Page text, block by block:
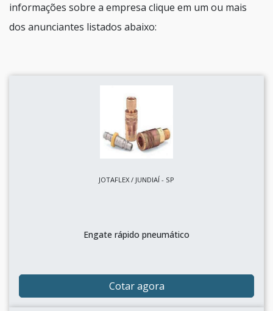
informações sobre a empresa clique em um ou mais
dos anunciantes listados abaixo:
JOTAFLEX / JUNDIAÍ - SP
Engate rápido pneumático
Cotar agora